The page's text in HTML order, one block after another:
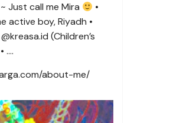
Just call me Mira
•
active boy, Riyadh •
(Children’s
….
about-me/